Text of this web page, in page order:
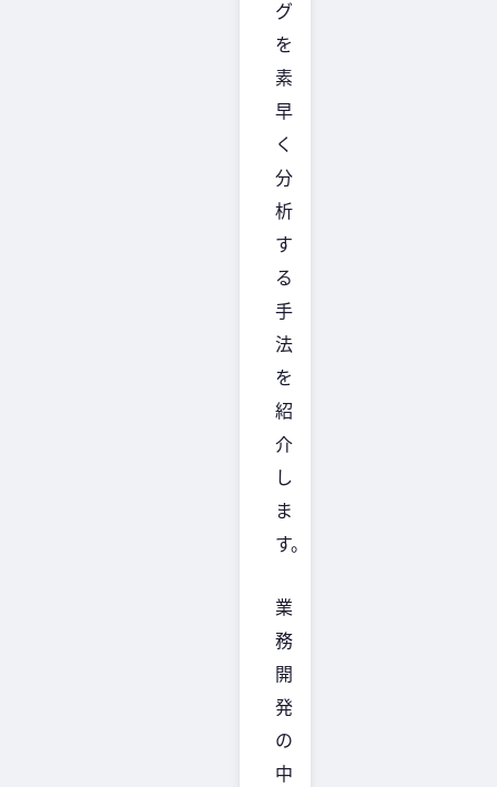
グ
を
素
早
く
分
析
す
る
手
法
を
紹
介
し
ま
す。
業
務
開
発
の
中